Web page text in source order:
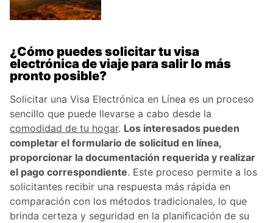
¿Cómo puedes solicitar tu visa
electrónica de viaje para salir lo más
pronto posible?
Solicitar una Visa Electrónica en Línea es un proceso
sencillo que puede llevarse a cabo desde la
comodidad de tu hogar. Los interesados pueden
completar el formulario de solicitud en línea,
proporcionar la documentación requerida y realizar
el pago correspondiente. Este proceso permite a los
solicitantes recibir una respuesta más rápida en
comparación con los métodos tradicionales, lo que
brinda certeza y seguridad en la planificación de su